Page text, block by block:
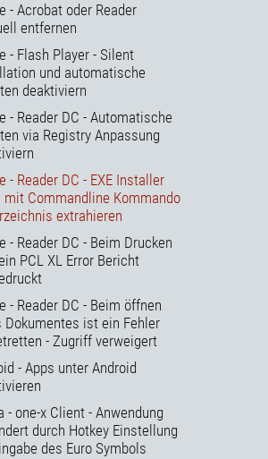
- Acrobat oder Reader
entfernen
- Flash Player - Silent
und automatische
deaktiviern
- Reader DC - Automatische
via Registry Anpassung
- Reader DC - EXE Installer
mit Commandline Kommando
extrahieren
- Reader DC - Beim Drucken
PCL XL Error Bericht
- Reader DC - Beim öffnen
Dokumentes ist ein Fehler
- Zugriff verweigert
- Apps unter Android
- one-x Client - Anwendung
durch Hotkey Einstellung
des Euro Symbols